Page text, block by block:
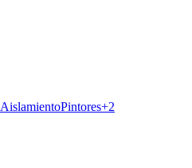
AislamientoPintores+2